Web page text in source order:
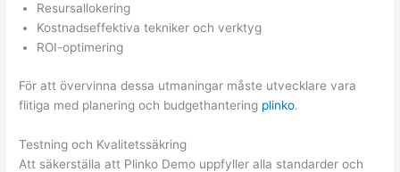
Resursallokering
Kostnadseffektiva tekniker och verktyg
ROI-optimering
För att övervinna dessa utmaningar måste utvecklare vara
flitiga med planering och budgethantering plinko.
Testning och Kvalitetssäkring
Att säkerställa att Plinko Demo uppfyller alla standarder och